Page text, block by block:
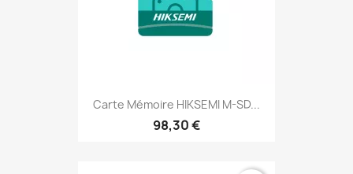
Carte Mémoire HIKSEMI M-SD...
98,30 €